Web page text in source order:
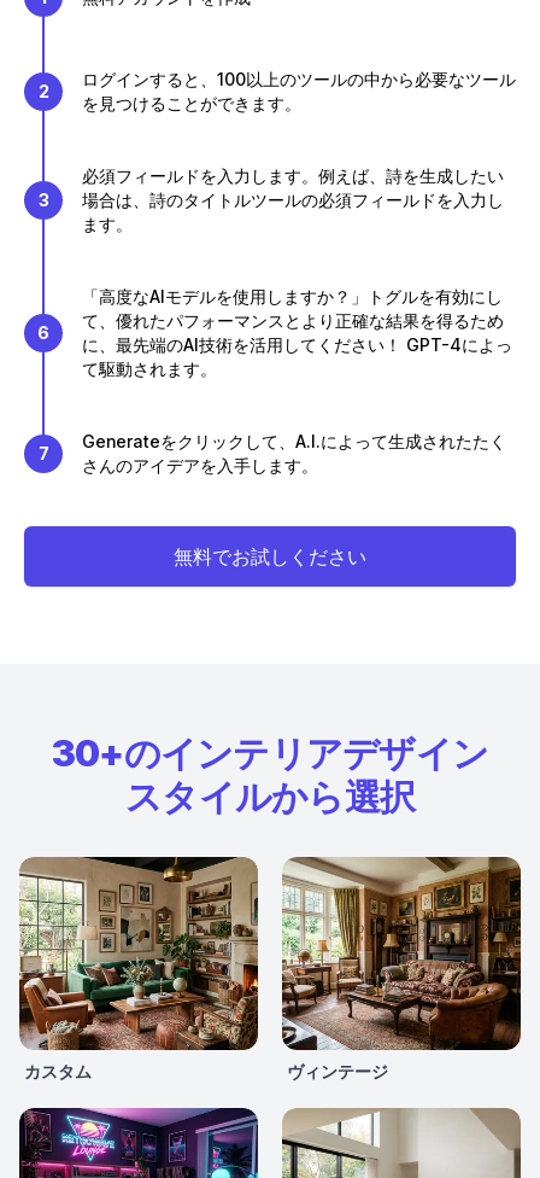
2
ログインすると、100以上のツールの中から必要なツール
を見つけることができます。
3
必須フィールドを入力します。例えば、詩を生成したい
場合は、詩のタイトルツールの必須フィールドを入力し
ます。
6
「高度なAIモデルを使用しますか？」トグルを有効にし
て、優れたパフォーマンスとより正確な結果を得るため
に、最先端のAI技術を活用してください！ GPT-4によっ
て駆動されます。
7
Generateをクリックして、A.I.によって生成されたたく
さんのアイデアを入手します。
無料でお試しください
30+のインテリアデザイン
スタイルから選択
カスタム ヴィンテージ